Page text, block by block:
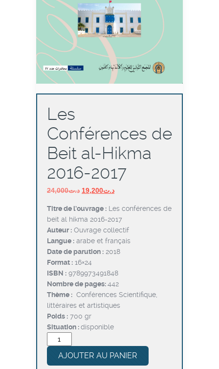
Les
Conférences de
Beit al-Hikma
2016-2017
د.ت24,000
Le
initial
était :
د.ت24,000.
د.ت19,200
Le
actuel
est :
Titre de l’ouvrage : Les conférences de
beit al hikma 2016-2017
Auteur : Ouvrage collectif
Langue : arabe et français
Date de parution : 2018
Format : 16×24
ISBN : 9789973491848
Nombre de pages:442
Thème : Conférences Scientifique,
littéraires et artistiques
Poids : 700 gr
Situation :disponible
quantité
de
AJOUTER AU PANIER